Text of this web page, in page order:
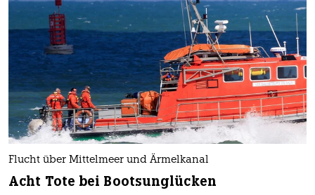
Flucht über Mittelmeer und Ärmelkanal
Acht Tote bei Bootsunglücken